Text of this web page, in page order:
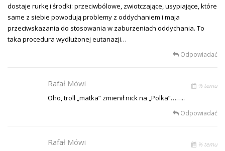
dostaje rurkę i środki: przeciwbólowe, zwiotczające, usypiające, które
same z siebie powodują problemy z oddychaniem i maja
przeciwskazania do stosowania w zaburzeniach oddychania. To
taka procedura wydłużonej eutanazji…
Odpowiadać
Rafał Mówi % temu
Oho, troll „matka” zmienił nick na „Polka”……..
Odpowiadać
Rafał Mówi % temu